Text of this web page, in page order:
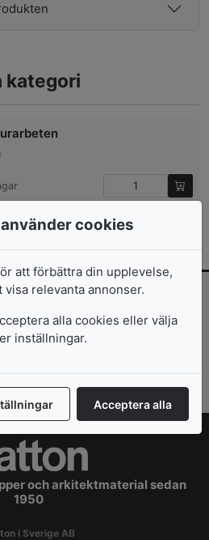
kategori
Prenumerera >>
och arkitektmaterial sedan
1950
i Sverige AB
cookies
att förbättra din upplevelse,
relevanta annonser.
alla cookies eller välja
inställningar.
Acceptera alla